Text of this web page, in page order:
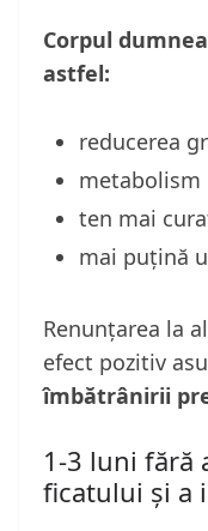
Corpul
astfel:
reducerea
metabolism
ten mai
mai puțină
Renunțarea la
efect pozitiv
îmbătrânirii
1-3 luni fără
ficatului și a